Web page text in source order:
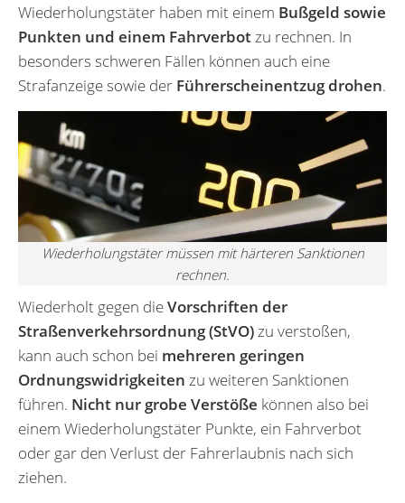
Wiederholungstäter haben mit einem Bußgeld sowie
Punkten und einem Fahrverbot zu rechnen. In
besonders schweren Fällen können auch eine
Strafanzeige sowie der Führerscheinentzug drohen.
Wiederholungstäter müssen mit härteren Sanktionen
rechnen.
Wiederholt gegen dieVorschriften der
Straßenverkehrsordnung (StVO) zu verstoßen,
kann auch schon bei mehreren geringen
Ordnungswidrigkeiten zu weiteren Sanktionen
führen. Nicht nur grobe Verstöße können also bei
einem Wiederholungstäter Punkte, ein Fahrverbot
oder gar den Verlust der Fahrerlaubnis nach sich
ziehen.